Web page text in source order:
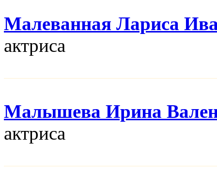
Малеванная Лариса
актриса
Малышева Ирина
актриса